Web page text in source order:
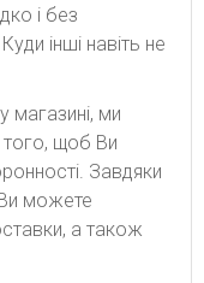
і без
інші навіть не
ми
того, щоб Ви
Завдяки
можете
а також